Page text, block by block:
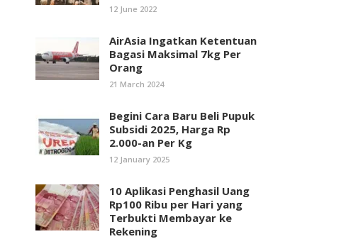
12 June 2022
AirAsia Ingatkan Ketentuan
Bagasi Maksimal 7kg Per
Orang
21 March 2024
Begini Cara Baru Beli Pupuk
Subsidi 2025, Harga Rp
2.000-an Per Kg
12 January 2025
10 Aplikasi Penghasil Uang
Rp100 Ribu per Hari yang
Terbukti Membayar ke
Rekening